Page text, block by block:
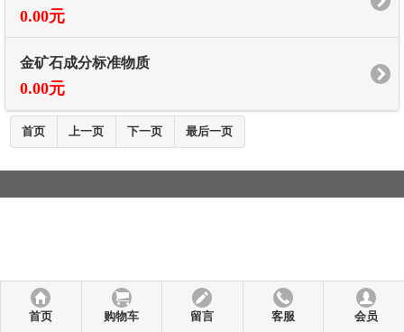
0.00元
金矿石成分标准物质
0.00元
首页 上一页 下一页 最后一页
首页 购物车 留言 客服 会员